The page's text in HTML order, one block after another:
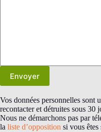
Vos données personnelles sont
recontacter et détruites sous 30
Nous ne démarchons pas par
la liste d’opposition si vous êtes